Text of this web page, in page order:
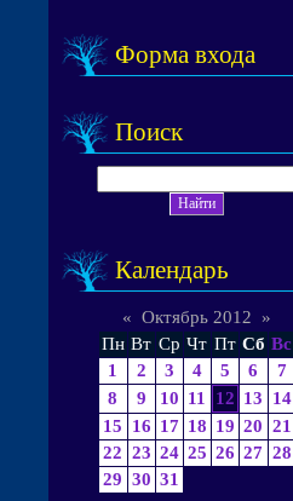
Форма входа
Поиск
Календарь
« Октябрь 2012
»
Пн Вт Ср Чт Пт Сб Вс
1
2 3 4 5 6
7
8
9 10 11 12 13
14
15
16 17 18 19 20 21
22 23 24 25 26 27 28
29 30 31